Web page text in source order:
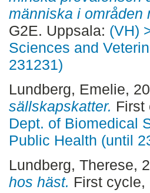
människa i områden
G2E. Uppsala: (VH)
Sciences and
231231)
Lundberg, Emelie,
sällskapskatter. First
Dept. of Biomedical
Public Health (until
Lundberg, Therese,
hos häst. First